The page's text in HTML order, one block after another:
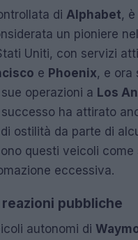
di Alphabet, è
un pioniere
Uniti, con servizi
e Phoenix, e ora
operazioni a Los
ha attirato
ostilità da parte di
questi veicoli come
eccessiva.
pubbliche
autonomi di